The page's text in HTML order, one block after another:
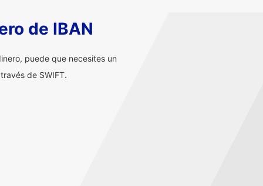
de IBAN
puede que necesites un
de SWIFT.